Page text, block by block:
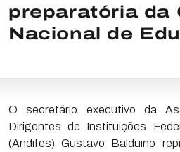
preparatória da
Nacional de
O secretário executivo da
Dirigentes de Instituições
(Andifes) Gustavo Balduino